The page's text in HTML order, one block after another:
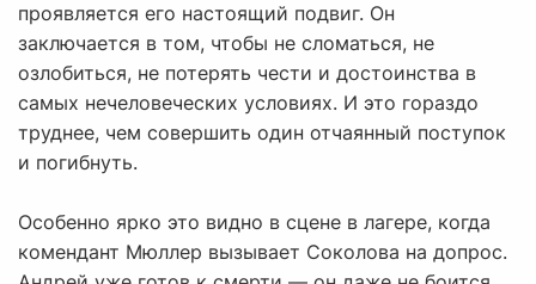
проявляется его настоящий подвиг. Он
заключается в том, чтобы не сломаться, не
озлобиться, не потерять чести и достоинства в
самых нечеловеческих условиях. И это гораздо
труднее, чем совершить один отчаянный поступок
и погибнуть.
Особенно ярко это видно в сцене в лагере, когда
комендант Мюллер вызывает Соколова на допрос.